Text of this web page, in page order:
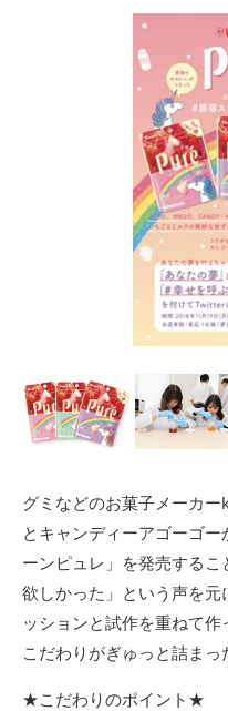
グミなどのお菓子メーカー
とキャンディーアゴーゴ
ーンピュレ」を発売する
欲しかった」という声を
ッションと試作を重ねて作
こだわりがぎゅっと詰まっ
★こだわりのポイント★